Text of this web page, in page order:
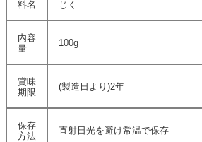
料名
じく
内容
量
100g
賞味
期限
(製造日より)2年
保存
方法
直射日光を避け常温で保存